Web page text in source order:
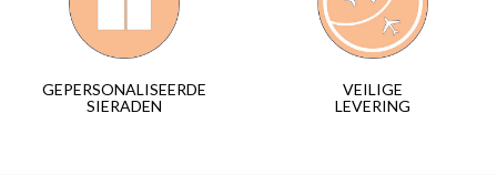
GEPERSONALISEERDE
SIERADEN
VEILIGE
LEVERING